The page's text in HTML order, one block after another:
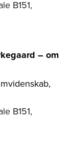
B151,
– om
B151,